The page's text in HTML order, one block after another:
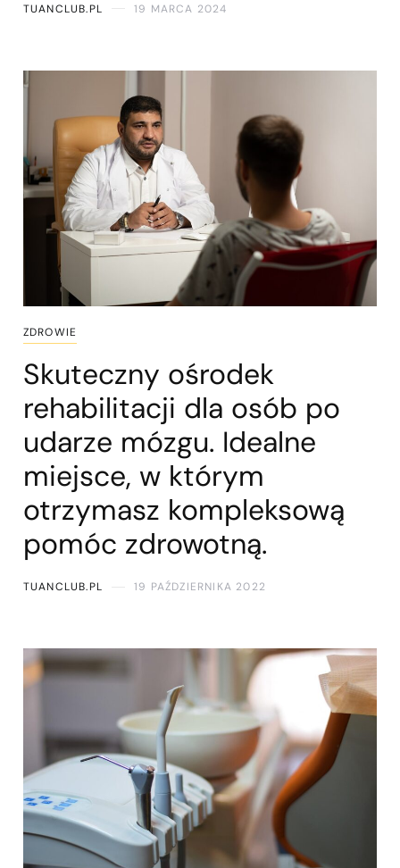
TUANCLUB.PL 19 MARCA 2024
ZDROWIE
Skuteczny ośrodek
rehabilitacji dla osób po
udarze mózgu. Idealne
miejsce, w którym
otrzymasz kompleksową
pomóc zdrowotną.
TUANCLUB.PL 19 PAŹDZIERNIKA 2022